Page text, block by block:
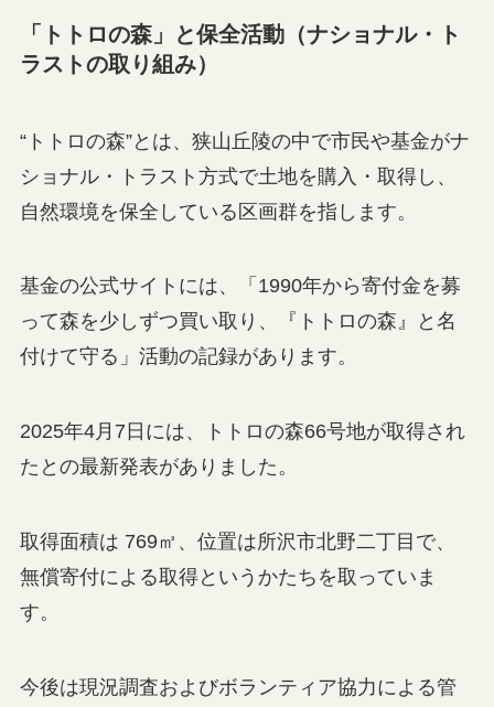
「トトロの森」と保全活動（ナショナル・ト
ラストの取り組み）
“トトロの森”とは、狭山丘陵の中で市民や基金がナ
ショナル・トラスト方式で土地を購入・取得し、
自然環境を保全している区画群を指します。
基金の公式サイトには、「1990年から寄付金を募
って森を少しずつ買い取り、『トトロの森』と名
付けて守る」活動の記録があります。
2025年4月7日には、トトロの森66号地が取得され
たとの最新発表がありました。
取得面積は 769㎡、位置は所沢市北野二丁目で、
無償寄付による取得というかたちを取っていま
す。
今後は現況調査およびボランティア協力による管